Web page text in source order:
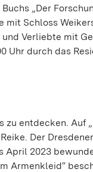
„Der
Schloss
Verliebte mit
Uhr durch das
entdecken. Auf
Der
April 2023
Armenkleid“